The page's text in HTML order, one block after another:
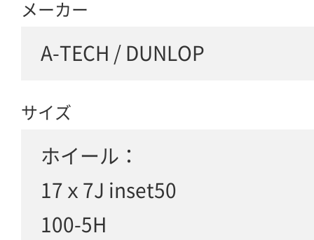
メーカー
A-TECH / DUNLOP
サイズ
ホイール：
17ｘ7J inset50
100-5H